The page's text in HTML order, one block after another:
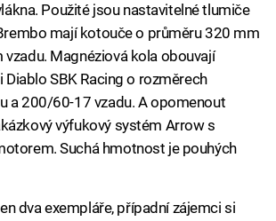
Použité jsou nastavitelné tlumiče
mají kotouče o průměru 320 mm
Magnéziová kola obouvají
SBK Racing o rozměrech
a 200/60-17 vzadu. A opomenout
výfukový systém Arrow s
Suchá hmotnost je pouhých
dva exempláře, případní zájemci si